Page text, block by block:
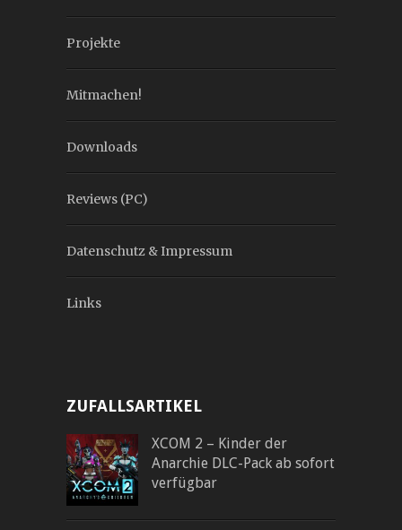
Projekte
Mitmachen!
Downloads
Reviews (PC)
Datenschutz & Impressum
Links
ZUFALLSARTIKEL
XCOM 2 – Kinder der
Anarchie DLC-Pack ab sofort
verfügbar